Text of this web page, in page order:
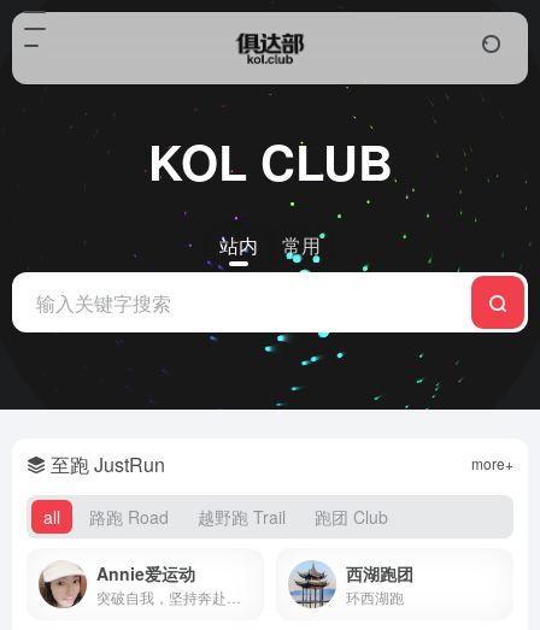
KOL CLUB
站内 常用
至跑 JustRun
all 路跑 Road 越野跑 Trail 跑团 Club
more+
Annie爱运动 西湖跑团
环西湖跑